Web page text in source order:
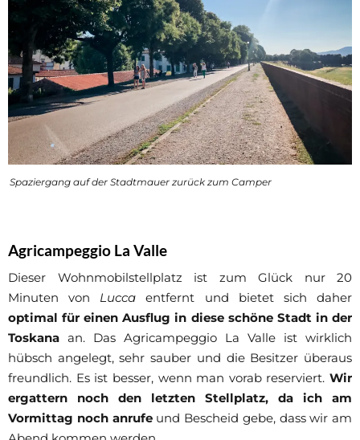
Spaziergang auf der Stadtmauer zurück zum Camper
Agricampeggio La Valle
Dieser Wohnmobilstellplatz ist zum Glück nur 20
Minuten von Lucca entfernt und bietet sich daher
optimal für einen Ausflug in diese schöne Stadt in der
Toskana an. Das Agricampeggio La Valle ist wirklich
hübsch angelegt, sehr sauber und die Besitzer überaus
freundlich. Es ist besser, wenn man vorab reserviert. Wir
ergattern noch den letzten Stellplatz, da ich am
Vormittag noch anrufeund Bescheid gebe, dass wir am